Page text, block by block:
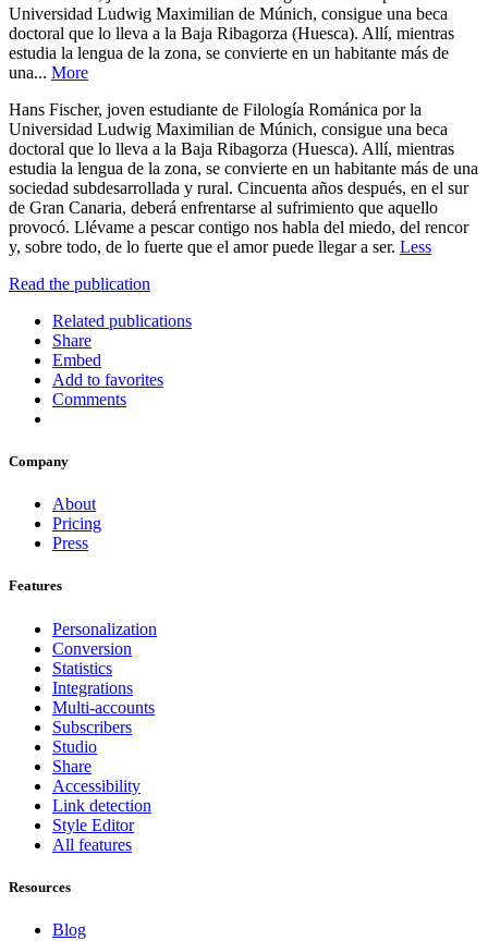
Universidad Ludwig Maximilian de Múnich, consigue una beca
doctoral que lo lleva a la Baja Ribagorza (Huesca). Allí, mientras
estudia la lengua de la zona, se convierte en un habitante más de
una... More
Hans Fischer, joven estudiante de Filología Románica por la
Universidad Ludwig Maximilian de Múnich, consigue una beca
doctoral que lo lleva a la Baja Ribagorza (Huesca). Allí, mientras
estudia la lengua de la zona, se convierte en un habitante más de una
sociedad subdesarrollada y rural. Cincuenta años después, en el sur
de Gran Canaria, deberá enfrentarse al sufrimiento que aquello
provocó. Llévame a pescar contigo nos habla del miedo, del rencor
y, sobre todo, de lo fuerte que el amor puede llegar a ser. Less
Read the publication
Related publications
Share
Embed
Add to favorites
Comments
Company
About
Pricing
Press
Features
Personalization
Conversion
Statistics
Integrations
Multi-accounts
Subscribers
Studio
Share
Accessibility
Link detection
Style Editor
All features
Resources
Blog